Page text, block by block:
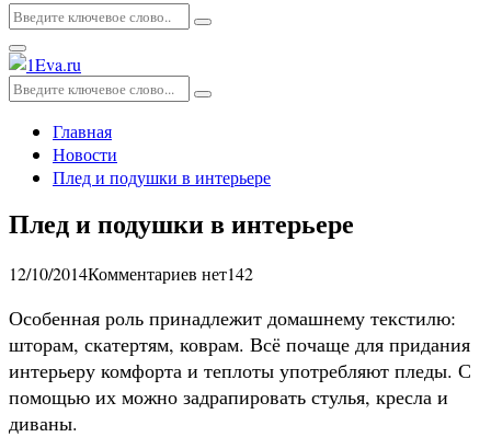
Искать:
Поиск
Основное
меню
Искать:
Поиск
Главная
Новости
Плед и подушки в интерьере
Плед и подушки в интерьере
12/10/2014Комментариев нет142
Особенная роль принадлежит домашнему текстилю:
шторам, скатертям, коврам. Всё почаще для придания
интерьеру комфорта и теплоты употребляют пледы. С
помощью их можно задрапировать стулья, кресла и
диваны.